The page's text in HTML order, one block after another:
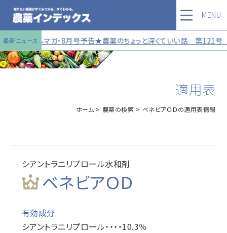
最新ニュース
★メルマガ・8月号予告★農薬のちょっと深くていい話 第121号 チ
MENU
適用表
ホーム 農薬の検索 ベネビアＯＤの適用表情報
シアントラニリプロール水和剤
ベネビアＯＤ
有効成分
シアントラニリプロール・・・・10.3％